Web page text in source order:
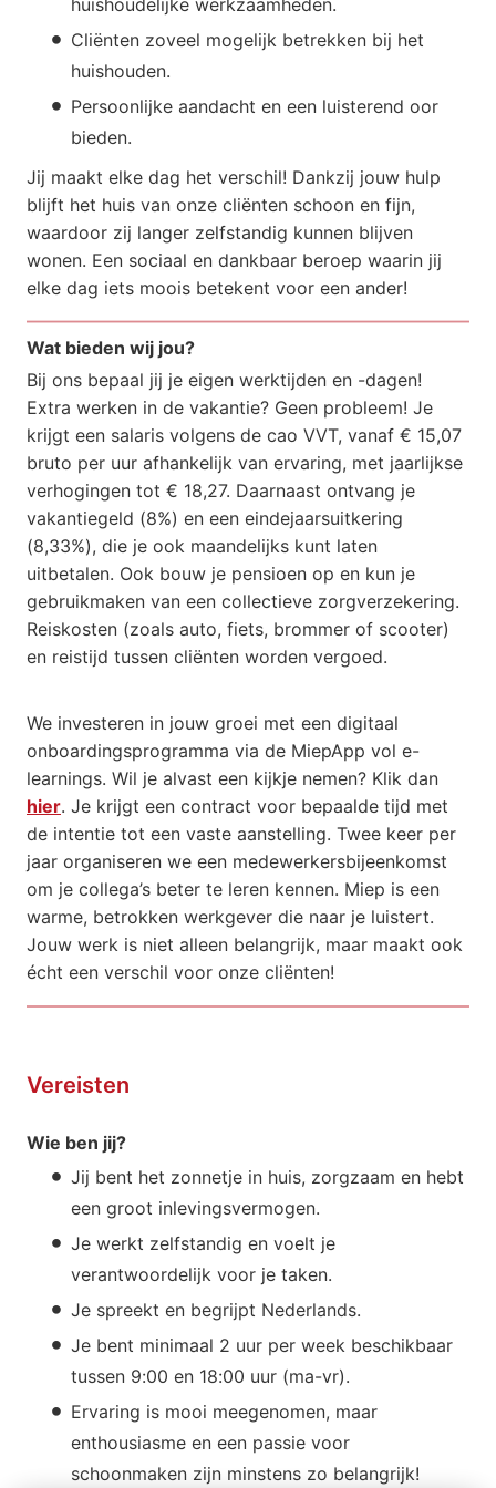
Cliënten zoveel mogelijk betrekken bij het
huishouden.
Persoonlijke aandacht en een luisterend oor
bieden.
Jij maakt elke dag het verschil! Dankzij jouw hulp
blijft het huis van onze cliënten schoon en fijn,
waardoor zij langer zelfstandig kunnen blijven
wonen. Een sociaal en dankbaar beroep waarin jij
elke dag iets moois betekent voor een ander!
Wat bieden wij jou?
Bij ons bepaal jij je eigen werktijden en -dagen!
Extra werken in de vakantie? Geen probleem! Je
krijgt een salaris volgens de cao VVT, vanaf € 15,07
bruto per uur afhankelijk van ervaring, met jaarlijkse
verhogingen tot € 18,27. Daarnaast ontvang je
vakantiegeld (8%) en een eindejaarsuitkering
(8,33%), die je ook maandelijks kunt laten
uitbetalen. Ook bouw je pensioen op en kun je
gebruikmaken van een collectieve zorgverzekering.
Reiskosten (zoals auto, fiets, brommer of scooter)
en reistijd tussen cliënten worden vergoed.
We investeren in jouw groei met een digitaal
onboardingsprogramma via de MiepApp vol e-
learnings. Wil je alvast een kijkje nemen? Klik dan
hier. Je krijgt een contract voor bepaalde tijd met
de intentie tot een vaste aanstelling. Twee keer per
jaar organiseren we een medewerkersbijeenkomst
om je collega’s beter te leren kennen. Miep is een
warme, betrokken werkgever die naar je luistert.
Jouw werk is niet alleen belangrijk, maar maakt ook
écht een verschil voor onze cliënten!
Vereisten
Wie ben jij?
Jij bent het zonnetje in huis, zorgzaam en hebt
een groot inlevingsvermogen.
Je werkt zelfstandig en voelt je
verantwoordelijk voor je taken.
Je spreekt en begrijpt Nederlands.
Je bent minimaal 2 uur per week beschikbaar
tussen 9:00 en 18:00 uur (ma-vr).
Ervaring is mooi meegenomen, maar
enthousiasme en een passie voor
schoonmaken zijn minstens zo belangrijk!